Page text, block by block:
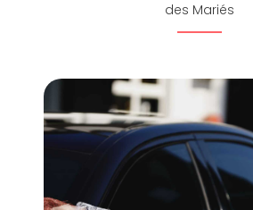
des Mariés